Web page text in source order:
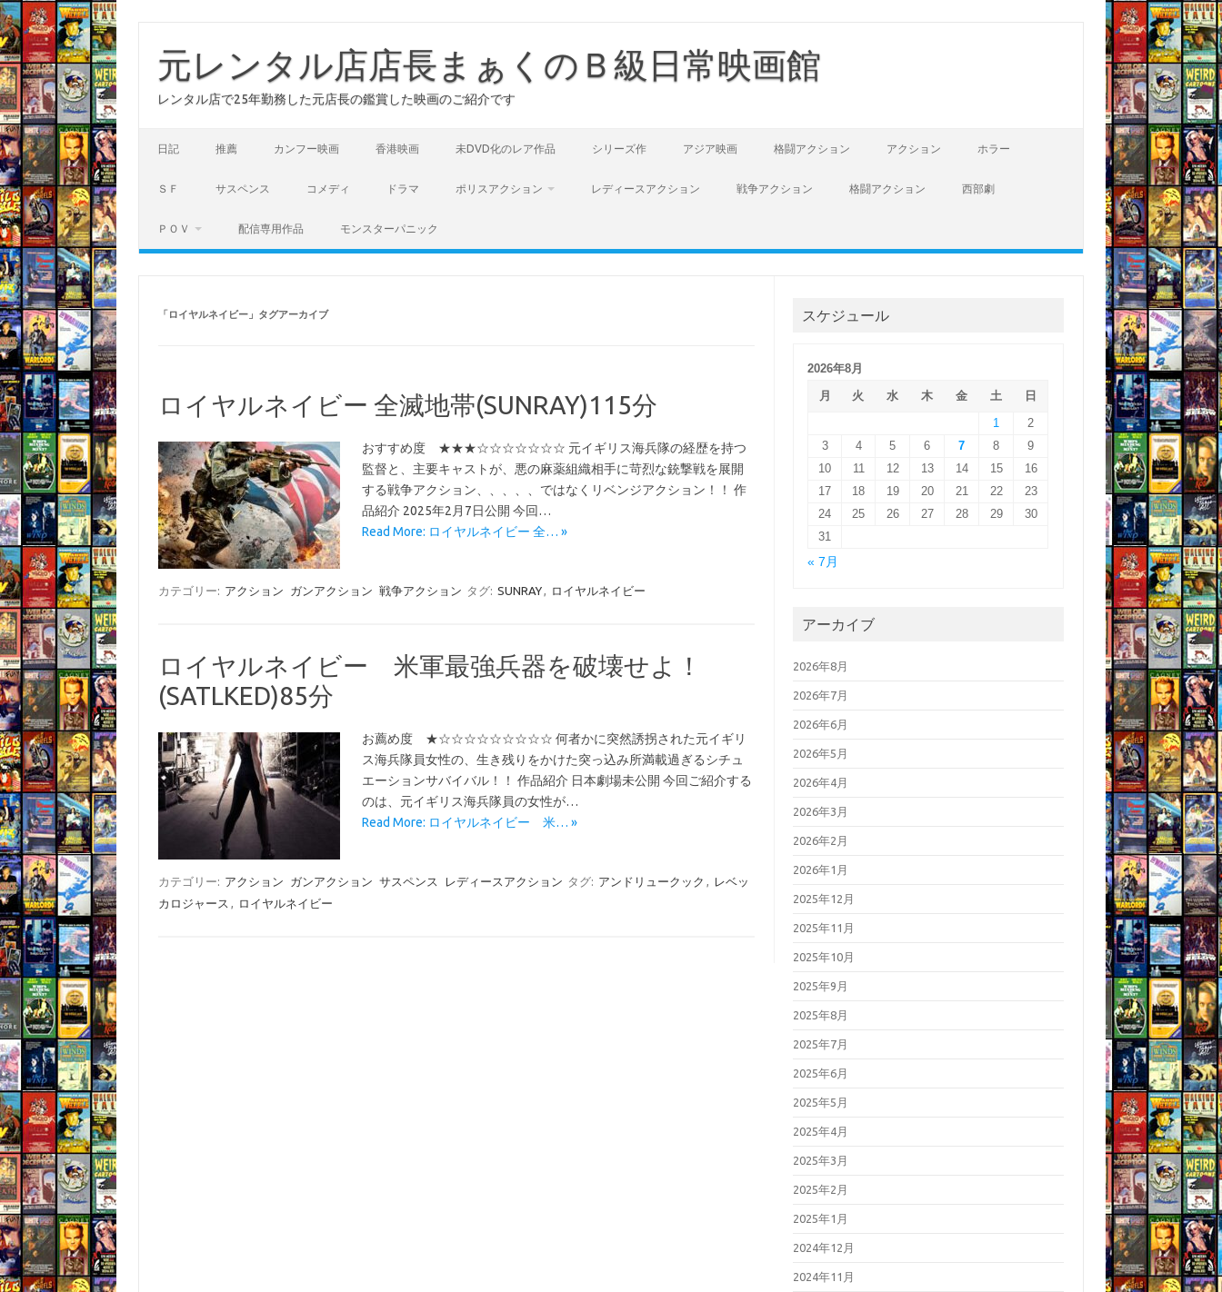
元レンタル店店長まぁくのＢ級日常映画館
レンタル店で25年勤務した元店長の鑑賞した映画のご紹介です
日記 推薦 カンフー映画 香港映画 未DVD化のレア作品 シリーズ作 アジア映画 格闘アクション アクション ホラー
ＳＦ サスペンス コメディ ドラマ ポリスアクション レディースアクション 戦争アクション 格闘アクション 西部劇
ＰＯＶ 配信専用作品 モンスターパニック
「ロイヤルネイビー」タグアーカイブ
ロイヤルネイビー 全滅地帯(SUNRAY)115分
おすすめ度 ★★★☆☆☆☆☆☆☆ 元イギリス海兵隊の経歴を持つ
監督と、主要キャストが、悪の麻薬組織相手に苛烈な銃撃戦を展開
する戦争アクション、、、、、ではなくリベンジアクション！！ 作
品紹介 2025年2月7日公開 今回…
Read More: ロイヤルネイビー 全… »
カテゴリー: アクション ガンアクション 戦争アクション タグ: SUNRAY, ロイヤルネイビー
ロイヤルネイビー 米軍最強兵器を破壊せよ！
(SATLKED)85分
お薦め度 ★☆☆☆☆☆☆☆☆☆ 何者かに突然誘拐された元イギリ
ス海兵隊員女性の、生き残りをかけた突っ込み所満載過ぎるシチュ
エーションサバイバル！！ 作品紹介 日本劇場未公開 今回ご紹介する
のは、元イギリス海兵隊員の女性が…
Read More: ロイヤルネイビー 米… »
カテゴリー: アクション ガンアクション サスペンス レディースアクション タグ: アンドリュークック , レベッ
カロジャース , ロイヤルネイビー
スケジュール
2026年8月
月
火 水 木 金 土
日
1
2
3
4 5 6 7 8
9
10
11 12 13 14 15
16
17
18 19 20 21 22
23
24
25 26 27 28 29
30
31
« 7月
アーカイブ
2026年8月
2026年7月
2026年6月
2026年5月
2026年4月
2026年3月
2026年2月
2026年1月
2025年12月
2025年11月
2025年10月
2025年9月
2025年8月
2025年7月
2025年6月
2025年5月
2025年4月
2025年3月
2025年2月
2025年1月
2024年12月
2024年11月